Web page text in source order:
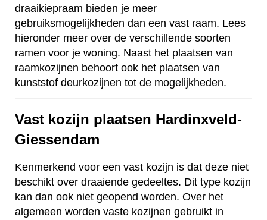
draaikiepraam bieden je meer
gebruiksmogelijkheden dan een vast raam. Lees
hieronder meer over de verschillende soorten
ramen voor je woning. Naast het plaatsen van
raamkozijnen behoort ook het plaatsen van
kunststof deurkozijnen tot de mogelijkheden.
Vast kozijn plaatsen Hardinxveld-
Giessendam
Kenmerkend voor een vast kozijn is dat deze niet
beschikt over draaiende gedeeltes. Dit type kozijn
kan dan ook niet geopend worden. Over het
algemeen worden vaste kozijnen gebruikt in